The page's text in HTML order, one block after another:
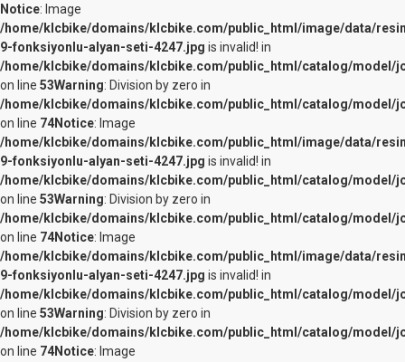
Notice: Image
/home/klcbike/domains/klcbike.com/public_html/image/data/
9-fonksiyonlu-alyan-seti-4247.jpg is invalid! in
/home/klcbike/domains/klcbike.com/public_html/catalog/model/
on line 53Warning: Division by zero in
/home/klcbike/domains/klcbike.com/public_html/catalog/model/
on line 74Notice: Image
/home/klcbike/domains/klcbike.com/public_html/image/data/
9-fonksiyonlu-alyan-seti-4247.jpg is invalid! in
/home/klcbike/domains/klcbike.com/public_html/catalog/model/
on line 53Warning: Division by zero in
/home/klcbike/domains/klcbike.com/public_html/catalog/model/
on line 74Notice: Image
/home/klcbike/domains/klcbike.com/public_html/image/data/
9-fonksiyonlu-alyan-seti-4247.jpg is invalid! in
/home/klcbike/domains/klcbike.com/public_html/catalog/model/
on line 53Warning: Division by zero in
/home/klcbike/domains/klcbike.com/public_html/catalog/model/
on line 74Notice: Image